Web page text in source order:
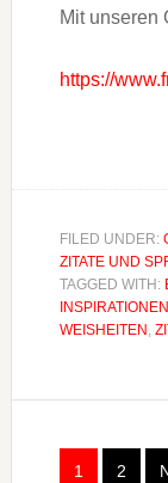
Mit unseren
https://
FILED UNDER:
ZITATE UND
TAGGED WITH:
INSPIRATIONEN
WEISHEITEN ,
1 2